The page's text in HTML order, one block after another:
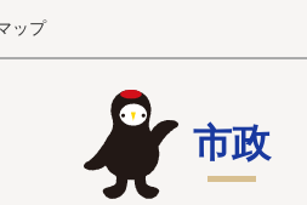
ップ
市政